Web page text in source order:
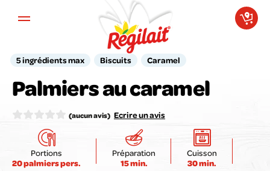
5 ingrédients max Biscuits Caramel
Palmiers au caramel
(aucun avis) Ecrire un avis
Votre avis compte pour nous !
Notez la recette ici :
Envoyer mon avis
Portions
20 palmiers pers.
Préparation
15 min.
Cuisson
30 min.